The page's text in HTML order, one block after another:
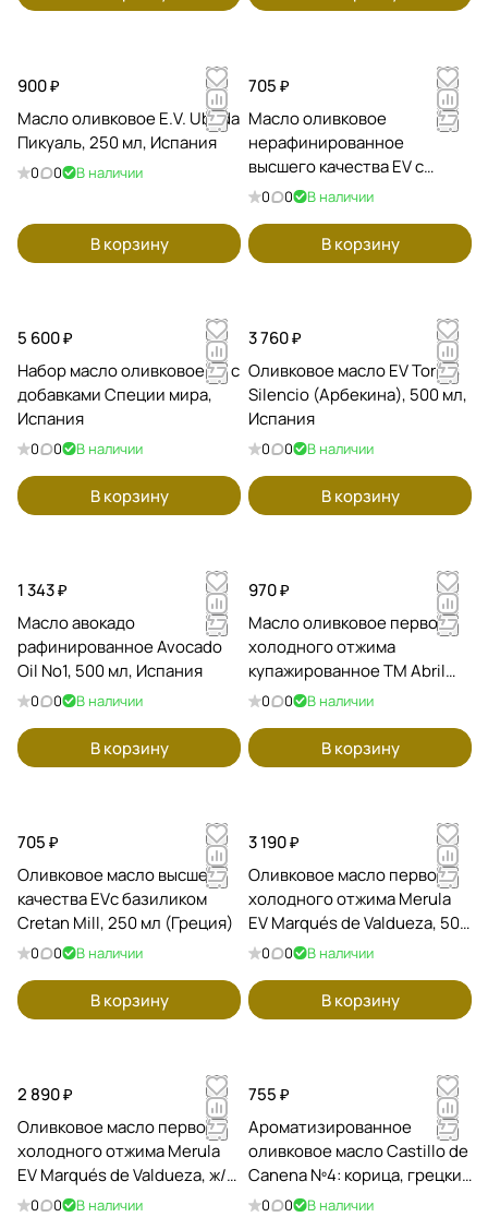
900 ₽
Масло оливковое E.V. Ubeda
Пикуаль, 250 мл, Испания
0 0 В наличии
В корзину
705 ₽
Масло оливковое
нерафинированное
высшего качества EV с
перцем чили CRETAN MILL
0 0 В наличии
В корзину
5 600 ₽
Набор масло оливковое EV с
добавками Специи мира,
Испания
0 0 В наличии
В корзину
3 760 ₽
Оливковое масло EV Torres
Silencio (Арбекина), 500 мл,
Испания
0 0 В наличии
В корзину
1 343 ₽
Масло авокадо
рафинированное Avocado
Oil No1, 500 мл, Испания
0 0 В наличии
В корзину
970 ₽
Масло оливковое первого
холодного отжима
купажированное ТМ Abril
Gran Selleccion, 250 мл /
0 0 В наличии
В корзину
705 ₽
Оливковое масло высшего
качества EVс базиликом
Cretan Mill, 250 мл (Греция)
0 0 В наличии
В корзину
3 190 ₽
Оливковое масло первого
холодного отжима Merula
EV Marqués de Valdueza, 500
мл, Испания
0 0 В наличии
В корзину
2 890 ₽
Оливковое масло первого
холодного отжима Merula
EV Marqués de Valdueza, ж/б
500 мл, Испания
0 0 В наличии
755 ₽
Ароматизированное
оливковое масло Castillo de
Canena Nº4: корица, грецкий
орех, бергамот, 100 мл
0 0 В наличии